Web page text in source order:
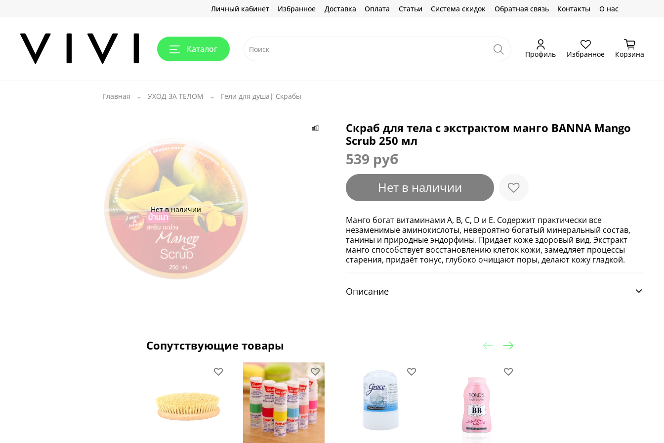
Личный кабинет Избранное Доставка Оплата Статьи Система скидок Обратная связь Контакты О нас
Каталог Профиль Избранное Корзина
Главная УХОД ЗА ТЕЛОМ Гели для душа| Скрабы
Нет в наличии
Скраб для тела с экстрактом манго BANNA Mango
Scrub 250 мл
539 руб
Нет в наличии
Манго богат витаминами А, В, С, D и Е. Содержит практически все
незаменимые аминокислоты, невероятно богатый минеральный состав,
танины и природные эндорфины. Придает коже здоровый вид. Экстракт
манго способствует восстановлению клеток кожи, замедляет процессы
старения, придаёт тонус, глубоко очищают поры, делают кожу гладкой.
Описание
Сопутствующие товары